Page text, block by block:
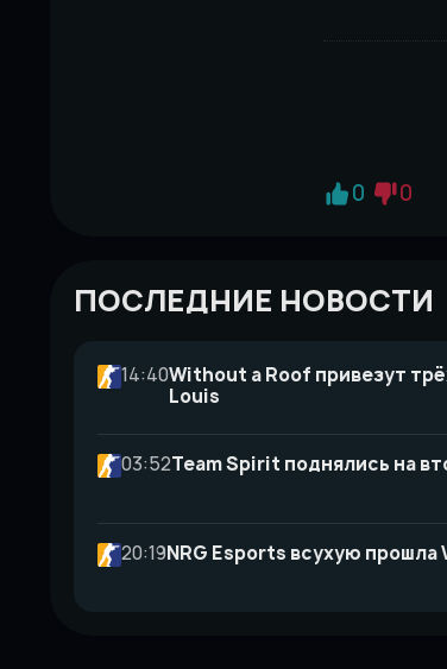
0 0
ПОСЛЕДНИЕ НОВОСТИ
14:40Without a Roof привезут
Louis
03:52Team Spirit поднялись на
20:19NRG Esports всухую